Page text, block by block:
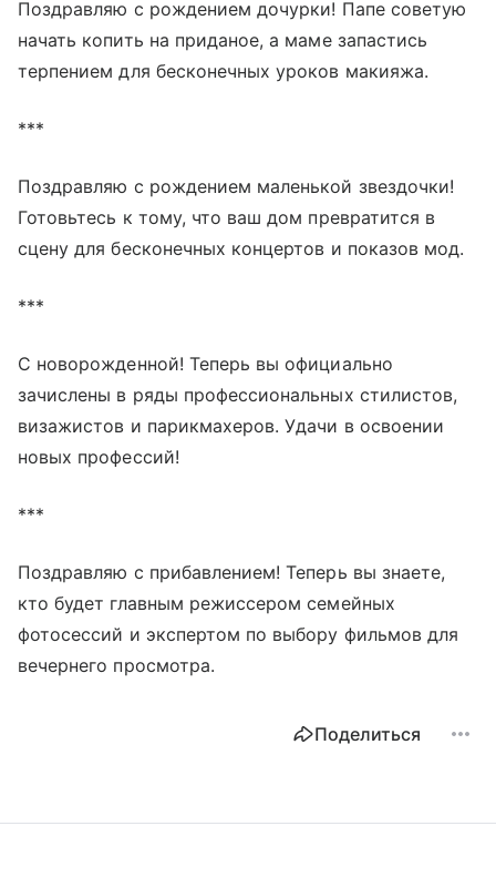
Поздравляю с рождением дочурки! Папе советую
начать копить на приданое, а маме запастись
терпением для бесконечных уроков макияжа.
***
Поздравляю с рождением маленькой звездочки!
Готовьтесь к тому, что ваш дом превратится в
сцену для бесконечных концертов и показов мод.
***
С новорожденной! Теперь вы официально
зачислены в ряды профессиональных стилистов,
визажистов и парикмахеров. Удачи в освоении
новых профессий!
***
Поздравляю с прибавлением! Теперь вы знаете,
кто будет главным режиссером семейных
фотосессий и экспертом по выбору фильмов для
вечернего просмотра.
Поделиться